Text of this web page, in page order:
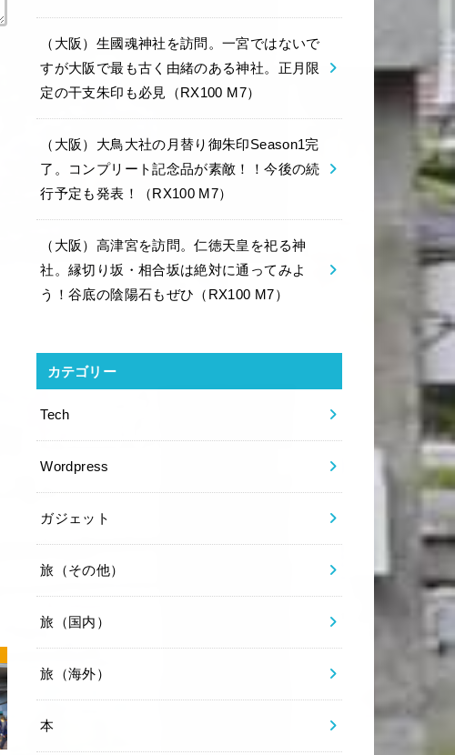
（大阪）生國魂神社を訪問。一宮ではないで
すが大阪で最も古く由緒のある神社。正月限
定の干支朱印も必見（RX100 M7）
（大阪）大鳥大社の月替り御朱印Season1完
了。コンプリート記念品が素敵！！今後の続
行予定も発表！（RX100 M7）
（大阪）高津宮を訪問。仁徳天皇を祀る神
社。縁切り坂・相合坂は絶対に通ってみよ
う！谷底の陰陽石もぜひ（RX100 M7）
カテゴリー
Tech
Wordpress
ガジェット
旅（その他）
旅（国内）
旅（海外）
本